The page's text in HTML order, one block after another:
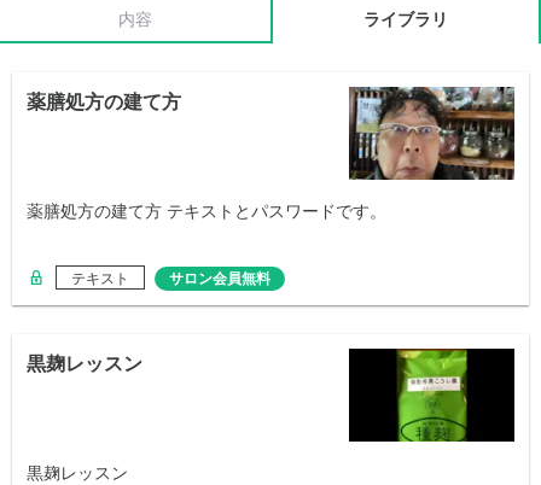
内容 ライブラリ
薬膳処方の建て方
薬膳処方の建て方 テキストとパスワードです。
テキスト サロン会員無料
黒麹レッスン
黒麹レッスン